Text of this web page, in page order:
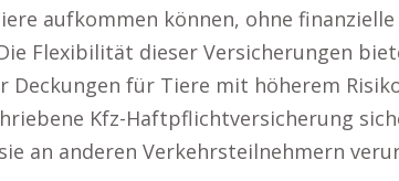
aufkommen können, ohne
Flexibilität dieser Versicherungen
für Tiere mit höherem
Kfz-Haftpflichtversicherung
an anderen Verkehrsteilnehmern